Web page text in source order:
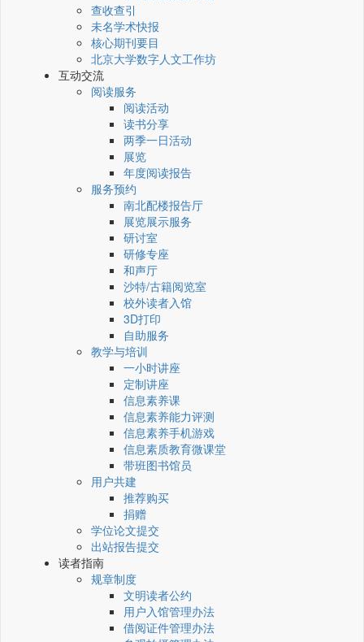
查收查引
未名学术快报
核心期刊要目
北京大学数字人文工作坊
互动交流
阅读服务
阅读活动
读书分享
两季一日活动
展览
年度阅读报告
服务预约
南北配楼报告厅
展览展示服务
研讨室
研修专座
和声厅
沙特/古籍阅览室
校外读者入馆
3D打印
自助服务
教学与培训
一小时讲座
定制讲座
信息素养课
信息素养能力评测
信息素养手机游戏
信息素质教育微课堂
带班图书馆员
用户共建
推荐购买
捐赠
学位论文提交
出站报告提交
读者指南
规章制度
文明读者公约
用户入馆管理办法
借阅证件管理办法